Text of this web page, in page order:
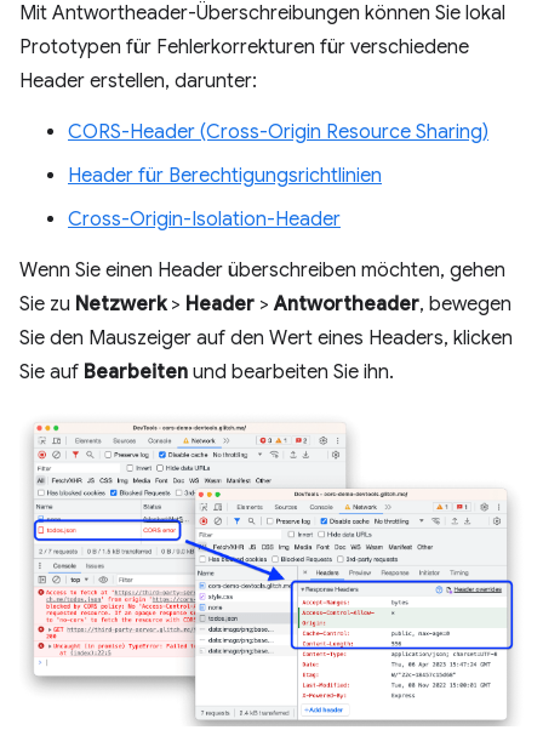
Mit Antwortheader-Überschreibungen können Sie lokal
Prototypen für Fehlerkorrekturen für verschiedene
Header erstellen, darunter:
CORS-Header (Cross-Origin Resource Sharing)
Header für Berechtigungsrichtlinien
Cross-Origin-Isolation-Header
Wenn Sie einen Header überschreiben möchten, gehen
Sie zu Netzwerk> Header >Antwortheader, bewegen
Sie den Mauszeiger auf den Wert eines Headers, klicken
Sie auf Bearbeiten und bearbeiten Sie ihn.